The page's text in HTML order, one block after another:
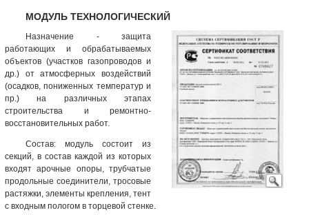
МОДУЛЬ ТЕХНОЛОГИЧЕСКИЙ
Назначение - защита
работающих и обрабатываемых
объектов (участков газопроводов и
др.) от атмосферных воздействий
(осадков, пониженных температур и
пр.) на различных этапах
строительства и ремонтно-
восстановительных работ.
Состав: модуль состоит из
секций, в состав каждой из которых
входят арочные опоры, трубчатые
продольные соединители, тросовые
растяжки, элементы крепления, тент
с входным пологом в торцевой стенке.